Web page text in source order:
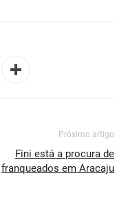
Próximo artigo
Fini está a procura de
franqueados em Aracaju